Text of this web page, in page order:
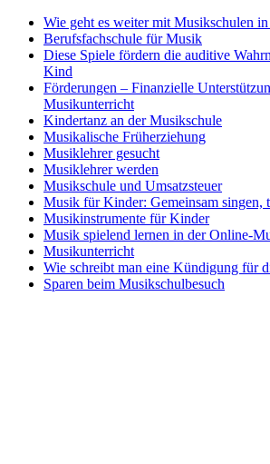
Wie geht es weiter mit Musikschulen
Berufsfachschule für Musik
Diese Spiele fördern die auditive
Kind
Förderungen – Finanzielle
Musikunterricht
Kindertanz an der Musikschule
Musikalische Früherziehung
Musiklehrer gesucht
Musiklehrer werden
Musikschule und Umsatzsteuer
Musik für Kinder: Gemeinsam singen,
Musikinstrumente für Kinder
Musik spielend lernen in der Online-
Musikunterricht
Wie schreibt man eine Kündigung für
Sparen beim Musikschulbesuch